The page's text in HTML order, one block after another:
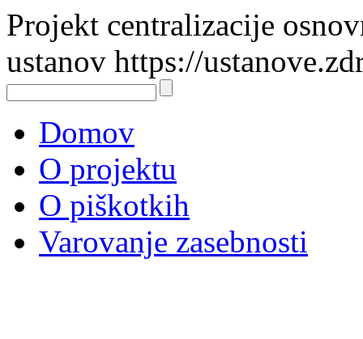
Projekt centralizacije
ustanov https://
Domov
O projektu
O piškotkih
Varovanje zasebnosti